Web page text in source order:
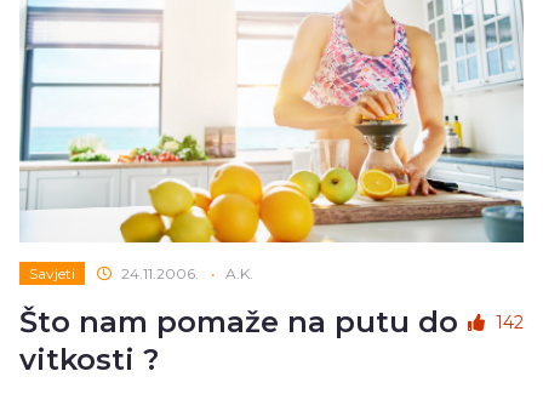
Savjeti 24.11.2006. • A.K.
Što nam pomaže na putu do
vitkosti ?
142